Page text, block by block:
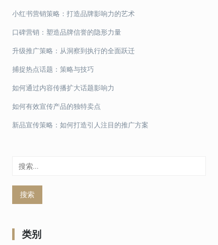
小红书营销策略：打造品牌影响力的艺术
口碑营销：塑造品牌信誉的隐形力量
升级推广策略：从洞察到执行的全面跃迁
捕捉热点话题：策略与技巧
如何通过内容传播扩大话题影响力
如何有效宣传产品的独特卖点
新品宣传策略：如何打造引人注目的推广方案
类别